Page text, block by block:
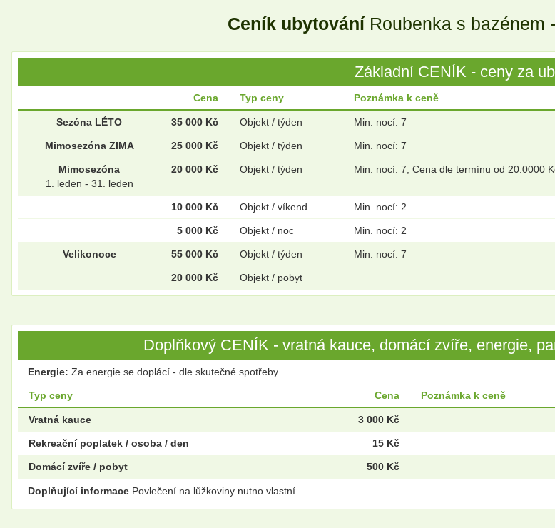
Ceník ubytování Roubenka s bazénem
Základní CENÍK - ceny za
Cena Typ ceny Poznámka k ceně
Sezóna LÉTO 35 000 Kč Objekt / týden Min. nocí: 7
Mimosezóna ZIMA 25 000 Kč Objekt / týden Min. nocí: 7
Mimosezóna
1. leden - 31. leden
20 000 Kč Objekt / týden Min. nocí: 7, Cena dle termínu od 20.0000
10 000 Kč Objekt / víkend Min. nocí: 2
5 000 Kč Objekt / noc Min. nocí: 2
Velikonoce 55 000 Kč Objekt / týden Min. nocí: 7
20 000 Kč Objekt / pobyt
Doplňkový CENÍK - vratná kauce, domácí zvíře, energie,
Energie: Za energie se doplácí - dle skutečné spotřeby
Typ ceny Cena Poznámka k ceně
Vratná kauce 3 000 Kč
Rekreační poplatek / osoba / den 15 Kč
Domácí zvíře / pobyt 500 Kč
Doplňující informace Povlečení na lůžkoviny nutno vlastní.